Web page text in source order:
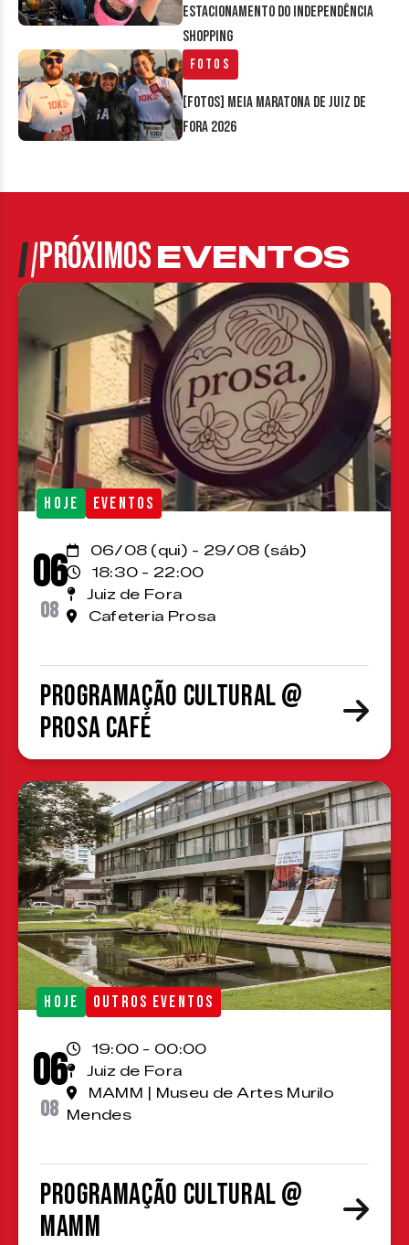
estacionamento do Independência
Shopping
Fotos
[FOTOS] Meia Maratona de Juiz de
Fora 2026
PRÓXIMOSEVENTOS
HOJE EVENTOS
06
08
06/08 (qui) - 29/08 (sáb)
18:30 - 22:00
Juiz de Fora
Cafeteria Prosa
Programação cultural @
Prosa Café
HOJE OUTROS EVENTOS
06
08
19:00 - 00:00
Juiz de Fora
MAMM | Museu de Artes Murilo
Mendes
Programação cultural @
MAMM